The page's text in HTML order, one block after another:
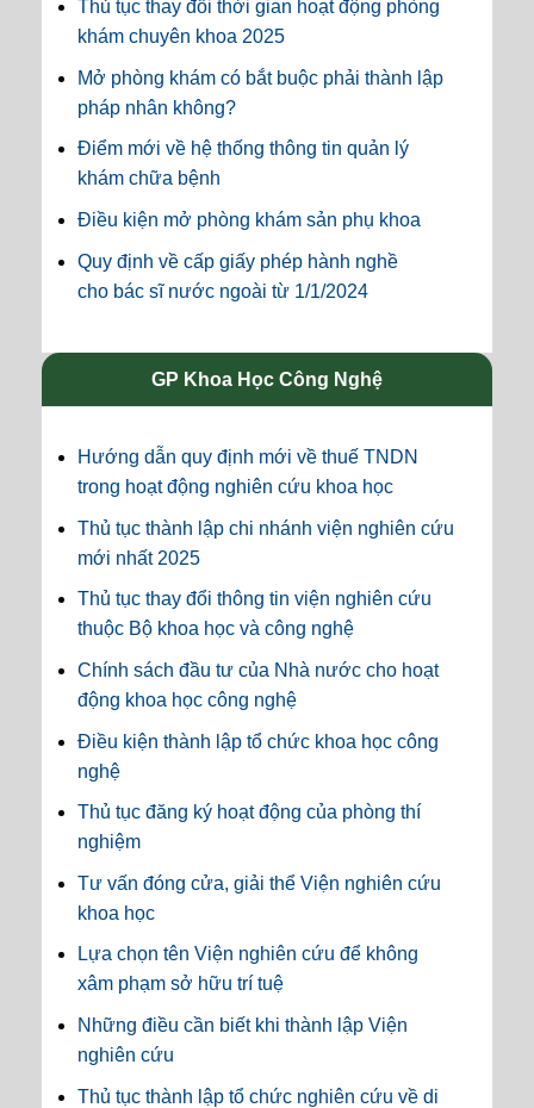
Thủ tục thay đổi thời gian hoạt động phòng
khám chuyên khoa 2025
Mở phòng khám có bắt buộc phải thành lập
pháp nhân không?
Điểm mới về hệ thống thông tin quản lý
khám chữa bệnh
Điều kiện mở phòng khám sản phụ khoa
Quy định về cấp giấy phép hành nghề
cho bác sĩ nước ngoài từ 1/1/2024
GP Khoa Học Công Nghệ
Hướng dẫn quy định mới về thuế TNDN
trong hoạt động nghiên cứu khoa học
Thủ tục thành lập chi nhánh viện nghiên cứu
mới nhất 2025
Thủ tục thay đổi thông tin viện nghiên cứu
thuộc Bộ khoa học và công nghệ
Chính sách đầu tư của Nhà nước cho hoạt
động khoa học công nghệ
Điều kiện thành lập tổ chức khoa học công
nghệ
Thủ tục đăng ký hoạt động của phòng thí
nghiệm
Tư vấn đóng cửa, giải thể Viện nghiên cứu
khoa học
Lựa chọn tên Viện nghiên cứu để không
xâm phạm sở hữu trí tuệ
Những điều cần biết khi thành lập Viện
nghiên cứu
Thủ tục thành lập tổ chức nghiên cứu về di